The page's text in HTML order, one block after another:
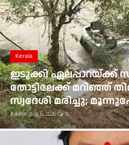
Food
Gulf News
Loksabha Election 2024
Technology
Health
Jobs Mall
Kerala
ഇടുക്കി ഏലപ്പാറയ്ക്ക്
തോട്ടിലേക്ക് മറിഞ്ഞ്
സ്വദേശി മരിച്ചു;
Admin Aug 6, 2026 0